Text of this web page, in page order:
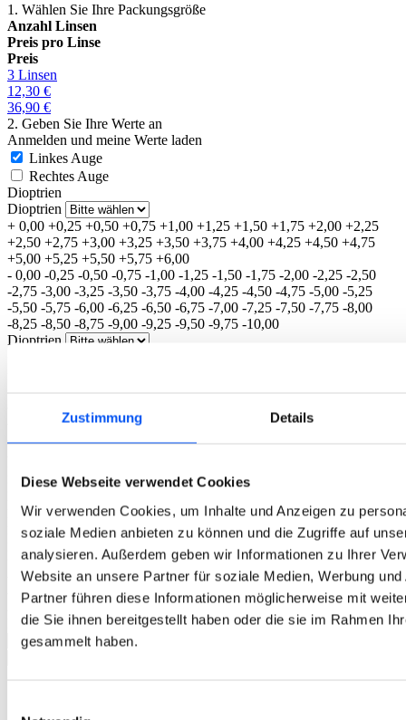
Zustimmung Details
Diese Webseite verwendet Cookies
Wir verwenden Cookies, um Inhalte und Anzeigen zu
soziale Medien anbieten zu können und die Zugriffe auf
analysieren. Außerdem geben wir Informationen zu Ihrer
Website an unsere Partner für soziale Medien, Werbung
Partner führen diese Informationen möglicherweise mit
die Sie ihnen bereitgestellt haben oder die sie im Rahmen
gesammelt haben.
1. Wählen Sie Ihre Packungsgröße
Anzahl Linsen
Preis pro Linse
Preis
3 Linsen
12,30 €
36,90 €
2. Geben Sie Ihre Werte an
Anmelden und meine Werte laden
Linkes Auge
Rechtes Auge
Dioptrien
Dioptrien
+ 0,00 +0,25 +0,50 +0,75 +1,00 +1,25 +1,50 +1,75 +2,00 +2,25
+2,50 +2,75 +3,00 +3,25 +3,50 +3,75 +4,00 +4,25 +4,50 +4,75
+5,00 +5,25 +5,50 +5,75 +6,00
- 0,00 -0,25 -0,50 -0,75 -1,00 -1,25 -1,50 -1,75 -2,00 -2,25 -2,50
-2,75 -3,00 -3,25 -3,50 -3,75 -4,00 -4,25 -4,50 -4,75 -5,00 -5,25
-5,50 -5,75 -6,00 -6,25 -6,50 -6,75 -7,00 -7,25 -7,50 -7,75 -8,00
-8,25 -8,50 -8,75 -9,00 -9,25 -9,50 -9,75 -10,00
Dioptrien
-3,00 -3,25 -3,50 -3,75 -4,50 -4,75 -5,00
-5,50 -5,75 -6,00 -6,25 -6,50 -6,75
Basiskurve
Basiskurve
Durchmesser
Durchmesser
Addition
Addition
Addition
Packungen